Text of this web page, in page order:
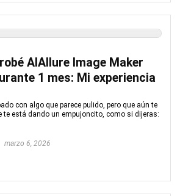
AIAllure Image Maker
1 mes: Mi experiencia
con algo que parece pulido, pero que aún te
te está dando un empujoncito, como si dijeras:
marzo 6, 2026